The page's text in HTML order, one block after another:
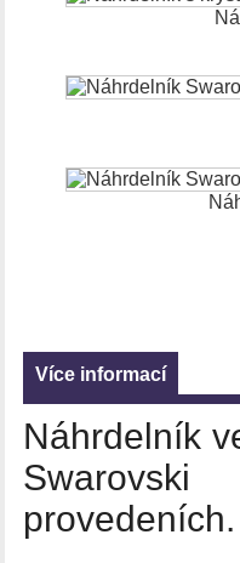
Více informací
Náhrdelník
provedeních.